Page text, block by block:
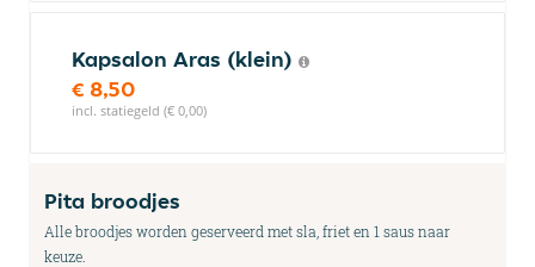
Kapsalon Aras (klein)
€ 8,50
incl. statiegeld (€ 0,00)
Pita broodjes
Alle broodjes worden geserveerd met sla, friet en 1 saus naar
keuze.